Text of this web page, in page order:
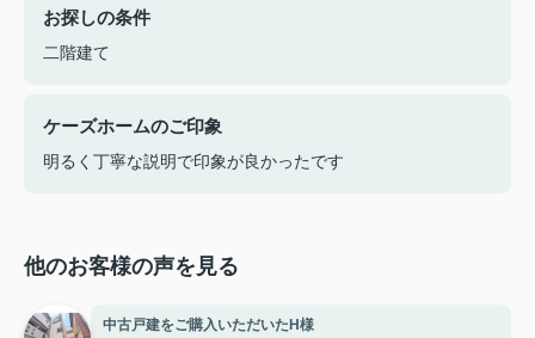
お探しの条件
二階建て
ケーズホームのご印象
明るく丁寧な説明で印象が良かったです
他のお客様の声を見る
中古戸建をご購入いただいたH様